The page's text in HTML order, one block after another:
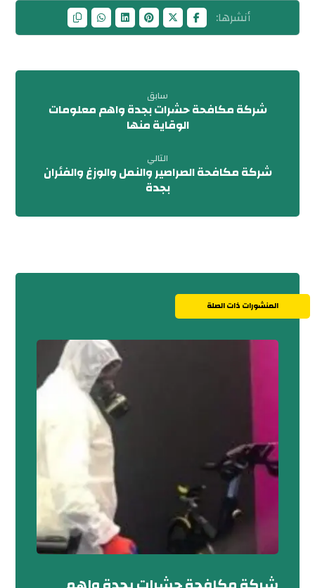
سابق
شركة مكافحة حشرات بجدة واهم معلومات
الوقاية منها
التالي
شركة مكافحة الصراصير والنمل والوزغ والفئران
بجدة
المنشورات ذات الصلة